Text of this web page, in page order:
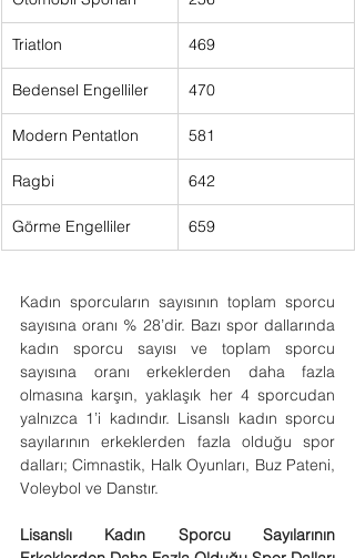
Triatlon 469
Bedensel Engelliler 470
Modern Pentatlon 581
Ragbi 642
Görme Engelliler 659
Kadın sporcuların sayısının toplam sporcu
sayısına oranı % 28’dir. Bazı spor dallarında
kadın sporcu sayısı ve toplam sporcu
sayısına oranı erkeklerden daha fazla
olmasına karşın, yaklaşık her 4 sporcudan
yalnızca 1’i kadındır. Lisanslı kadın sporcu
sayılarının erkeklerden fazla olduğu spor
dalları; Cimnastik, Halk Oyunları, Buz Pateni,
Voleybol ve Danstır.
Lisanslı Kadın Sporcu Sayılarının